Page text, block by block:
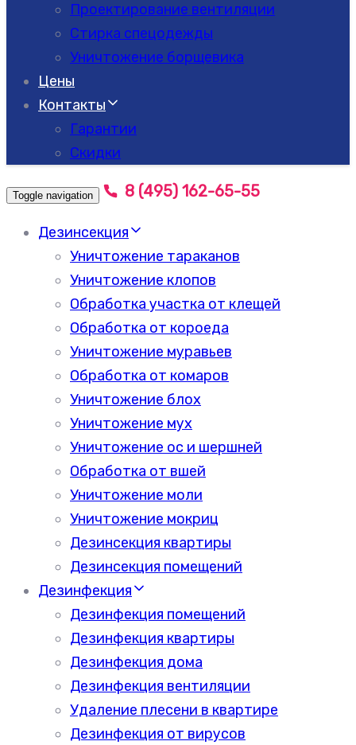
Проектирование вентиляции
Стирка спецодежды
Уничтожение борщевика
Цены
Контакты
Гарантии
Скидки
Toggle navigation 8 (495) 162-65-55
Дезинсекция
Уничтожение тараканов
Уничтожение клопов
Обработка участка от клещей
Обработка от короеда
Уничтожение муравьев
Обработка от комаров
Уничтожение блох
Уничтожение мух
Уничтожение ос и шершней
Обработка от вшей
Уничтожение моли
Уничтожение мокриц
Дезинсекция квартиры
Дезинсекция помещений
Дезинфекция
Дезинфекция помещений
Дезинфекция квартиры
Дезинфекция дома
Дезинфекция вентиляции
Удаление плесени в квартире
Дезинфекция от вирусов